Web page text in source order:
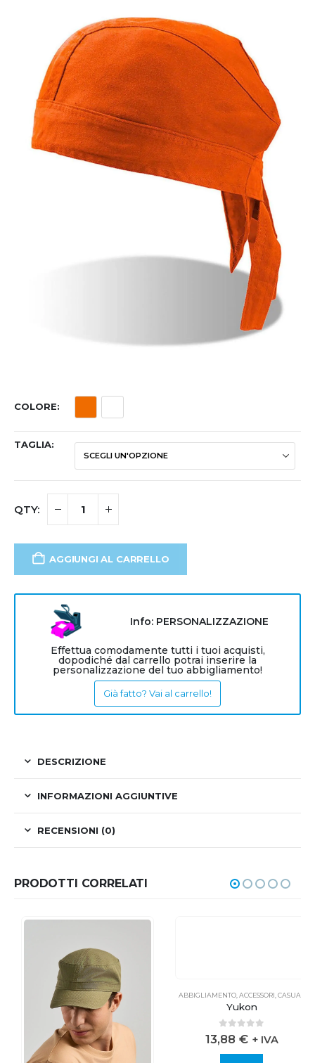
COLORE
TAGLIA
AGGIUNGI AL CARRELLO
Info: PERSONALIZZAZIONE
Effettua comodamente tutti i tuoi acquisti,
dopodiché dal carrello potrai inserire la
personalizzazione del tuo abbigliamento!
Già fatto? Vai al carrello!
DESCRIZIONE
INFORMAZIONI AGGIUNTIVE
RECENSIONI (0)
PRODOTTI CORRELATI
ABBIGLIAMENTO,ACCESSORI,CASUAL
Yukon
0 out of 5
13,88€ + IVA